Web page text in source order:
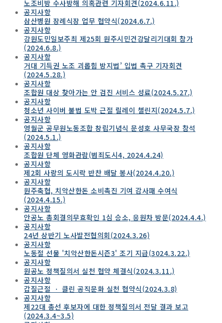
노조비방 수사방해 의혹관련 기자회견(2024.6.11.)
공지사항
삼산병원 장례식장 업무 협약식(2024.6.7.)
공지사항
강원도민일보주최 제25회 원주시민건강달리기대회 참가
(2024.6.8.)
공지사항
거대 기득권 노조 괴롭힘 방지법’ 입법 촉구 기자회견
(2024.5.28.)
공지사항
조합원 대상 찾아가는 안 검진 서비스 성료(2024.5.27.)
공지사항
청소년 사이버 불법 도박 근절 릴레이 챌린지(2024.5.7.)
공지사항
영월군 공무원노동조합 창립기념식 문성호 사무국장 참석
(2024.5.1.)
공지사항
조합원 단체 영화관람(범죄도시4, 2024.4.24)
공지사항
제2회 사랑의 도시락 반찬 배달 봉사(2024.4.20.)
공지사항
원주축협, 치악산한돈 소비촉진 기여 감사패 수여식
(2024.4.15.)
공지사항
안공노 총회결의무효확인 1심 승소, 응원차 방문(2024.4.4.)
공지사항
24년 상반기 노사발전협의회(2024.3.26)
공지사항
노동절 선물 '치악산한돈시즌3' 조기 지급(3024.3.22.)
공지사항
원공노 정책질의서 실천 협약 체결식(2024.3.11.)
공지사항
갑질근절 ㆍ 클린 공직문화 실천 협약식(2024.3.8)
공지사항
제22대 총선 후보자에 대한 정책질의서 전달 결과 보고
(2024.3.4~3.5)